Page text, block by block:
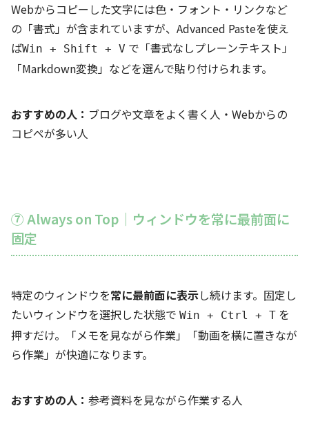
Webからコピーした文字には色・フォント・リンクなど
の「書式」が含まれていますが、Advanced Pasteを使え
ばWin + Shift + V で「書式なしプレーンテキスト」
「Markdown変換」などを選んで貼り付けられます。
おすすめの人： ブログや文章をよく書く人・Webからの
コピペが多い人
⑦ Always on Top｜ウィンドウを常に最前面に
固定
特定のウィンドウを常に最前面に表示し続けます。固定し
たいウィンドウを選択した状態で Win + Ctrl + T を
押すだけ。「メモを見ながら作業」「動画を横に置きなが
ら作業」が快適になります。
おすすめの人： 参考資料を見ながら作業する人